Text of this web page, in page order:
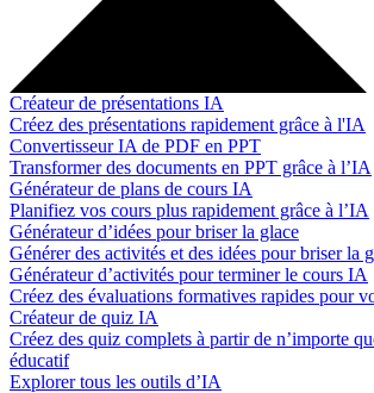
Créateur de présentations IA
Créez des présentations rapidement grâce à l'IA
Convertisseur IA de PDF en PPT
Transformer des documents en PPT grâce à l’IA
Générateur de plans de cours IA
Planifiez vos cours plus rapidement grâce à l’IA
Générateur d’idées pour briser la glace
Générer des activités et des idées pour briser la
Générateur d’activités pour terminer le cours IA
Créez des évaluations formatives rapides pour
Créateur de quiz IA
Créez des quiz complets à partir de n’importe
éducatif
Explorer tous les outils d’IA